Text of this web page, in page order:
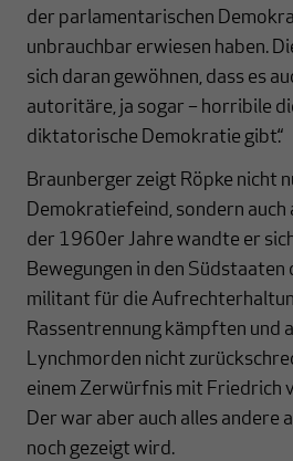
der parlamentarischen
unbrauchbar erwiesen haben.
sich daran gewöhnen, dass es
autoritäre, ja sogar – horribile
diktatorische Demokratie gibt.“
Braunberger zeigt Röpke nicht
Demokratiefeind, sondern auch
der 1960er Jahre wandte er
Bewegungen in den Südstaaten
militant für die
Rassentrennung kämpften und
Lynchmorden nicht
einem Zerwürfnis mit Friedrich
Der war aber auch alles andere
noch gezeigt wird.